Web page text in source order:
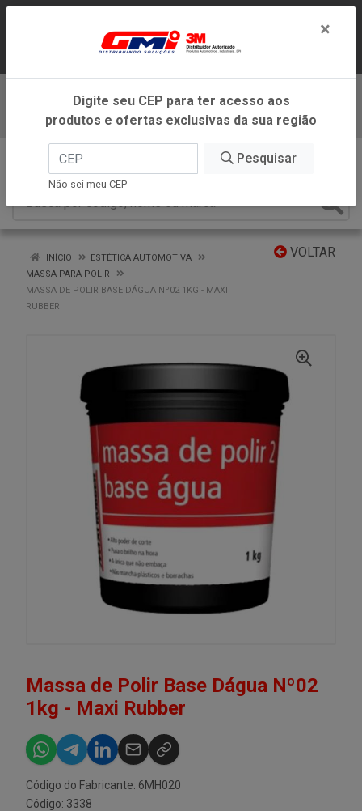
ATENDIMENTO DENTRO DO ESTADO DE
MINAS GERAIS.
Baixe já nosso APP
VOLTAR
INÍCIO
ESTÉTICA AUTOMOTIVA
MASSA PARA POLIR
MASSA DE POLIR BASE DÁGUA Nº02 1KG - MAXI
RUBBER
Massa de Polir Base Dágua Nº02
1kg - Maxi Rubber
Código do Fabricante: 6MH020
Código: 3338
×
Digite seu CEP para ter acesso aos
produtos e ofertas exclusivas da sua região
Pesquisar
Não sei meu CEP